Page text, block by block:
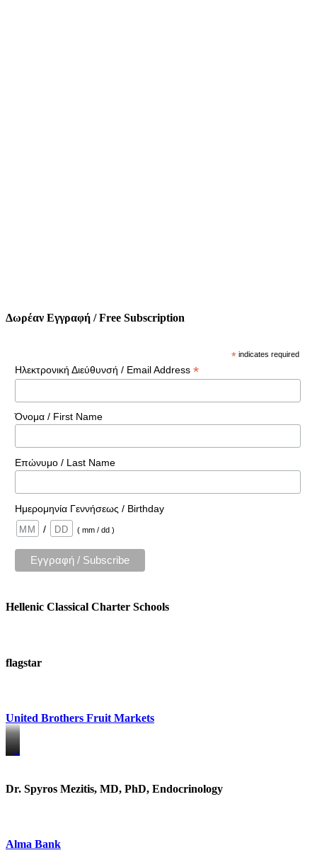
Δωρέαν Εγγραφή / Free Subscription
* indicates required
Ηλεκτρονική Διεύθυνσή / Email Address *
Όνομα / First Name
Επώνυμο / Last Name
Ημερομηνία Γεννήσεως / Birthday
/
( mm / dd )
Hellenic Classical Charter Schools
flagstar
United Brothers Fruit Markets
https://www.unitedbrothersfruitmarkets.com/
https://www.unitedbrothersfruitmarkets.com/
Dr. Spyros Mezitis, MD, PhD, Endocrinology
Alma Bank